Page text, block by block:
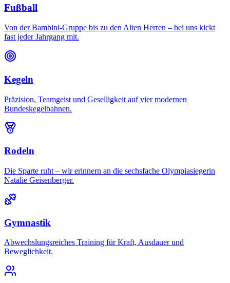
Fußball
Von der Bambini-Gruppe bis zu den Alten Herren – bei uns kickt
fast jeder Jahrgang mit.
Kegeln
Präzision, Teamgeist und Geselligkeit auf vier modernen
Bundeskegelbahnen.
Rodeln
Die Sparte ruht – wir erinnern an die sechsfache Olympiasiegerin
Natalie Geisenberger.
Gymnastik
Abwechslungsreiches Training für Kraft, Ausdauer und
Beweglichkeit.